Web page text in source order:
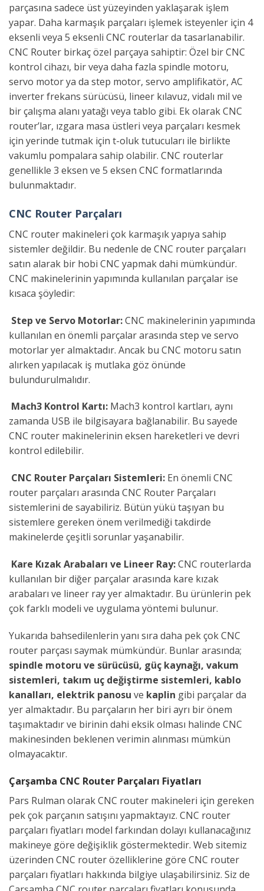
parçasına sadece üst yüzeyinden yaklaşarak işlem
yapar. Daha karmaşık parçaları işlemek isteyenler için 4
eksenli veya 5 eksenli CNC routerlar da tasarlanabilir.
CNC Router birkaç özel parçaya sahiptir: Özel bir CNC
kontrol cihazı, bir veya daha fazla spindle motoru,
servo motor ya da step motor, servo amplifikatör, AC
inverter frekans sürücüsü, lineer kılavuz, vidalı mil ve
bir çalışma alanı yatağı veya tablo gibi. Ek olarak CNC
router’lar, ızgara masa üstleri veya parçaları kesmek
için yerinde tutmak için t-oluk tutucuları ile birlikte
vakumlu pompalara sahip olabilir. CNC routerlar
genellikle 3 eksen ve 5 eksen CNC formatlarında
bulunmaktadır.
CNC Router Parçaları
CNC router makineleri çok karmaşık yapıya sahip
sistemler değildir. Bu nedenle de CNC router parçaları
satın alarak bir hobi CNC yapmak dahi mümkündür.
CNC makinelerinin yapımında kullanılan parçalar ise
kısaca şöyledir:
Step ve Servo Motorlar:CNC makinelerinin yapımında
kullanılan en önemli parçalar arasında step ve servo
motorlar yer almaktadır. Ancak bu CNC motoru satın
alırken yapılacak iş mutlaka göz önünde
bulundurulmalıdır.
Mach3 Kontrol Kartı: Mach3 kontrol kartları, aynı
zamanda USB ile bilgisayara bağlanabilir. Bu sayede
CNC router makinelerinin eksen hareketleri ve devri
kontrol edilebilir.
CNC Router Parçaları Sistemleri: En önemli CNC
router parçaları arasında CNC Router Parçaları
sistemlerini de sayabiliriz. Bütün yükü taşıyan bu
sistemlere gereken önem verilmediği takdirde
makinelerde çeşitli sorunlar yaşanabilir.
Kare Kızak Arabaları ve Lineer Ray:CNC routerlarda
kullanılan bir diğer parçalar arasında kare kızak
arabaları ve lineer ray yer almaktadır. Bu ürünlerin pek
çok farklı modeli ve uygulama yöntemi bulunur.
Yukarıda bahsedilenlerin yanı sıra daha pek çok CNC
router parçası saymak mümkündür. Bunlar arasında;
spindle motoru ve sürücüsü, güç kaynağı, vakum
sistemleri, takım uç değiştirme sistemleri, kablo
kanalları, elektrik panosu ve kaplin gibi parçalar da
yer almaktadır. Bu parçaların her biri ayrı bir önem
taşımaktadır ve birinin dahi eksik olması halinde CNC
makinesinden beklenen verimin alınması mümkün
olmayacaktır.
Çarşamba CNC Router Parçaları Fiyatları
Pars Rulman olarak CNC router makineleri için gereken
pek çok parçanın satışını yapmaktayız. CNC router
parçaları fiyatları model farkından dolayı kullanacağınız
makineye göre değişiklik göstermektedir. Web sitemiz
üzerinden CNC router özelliklerine göre CNC router
parçaları fiyatları hakkında bilgiye ulaşabilirsiniz. Siz de